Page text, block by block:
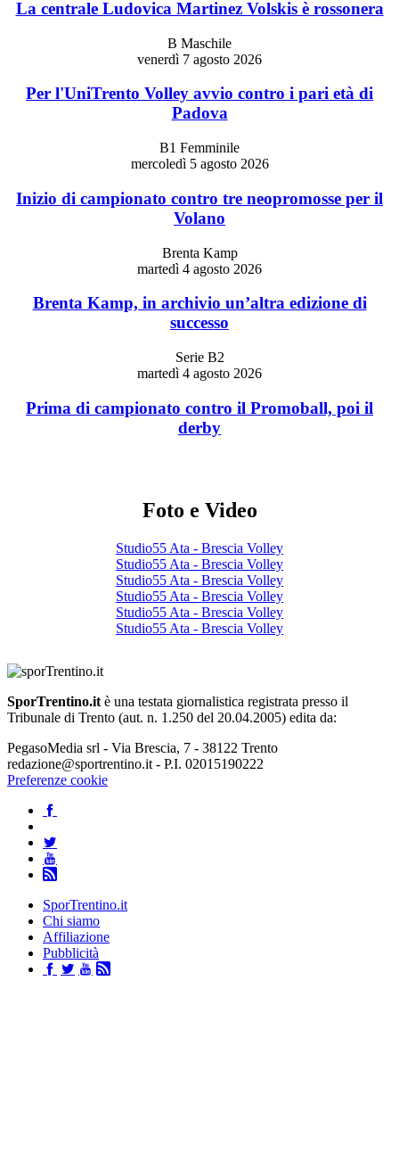
La centrale Ludovica Martinez Volskis è rossonera
B Maschile
venerdì 7 agosto 2026
Per l'UniTrento Volley avvio contro i pari età di
Padova
B1 Femminile
mercoledì 5 agosto 2026
Inizio di campionato contro tre neopromosse per il
Volano
Brenta Kamp
martedì 4 agosto 2026
Brenta Kamp, in archivio un’altra edizione di
successo
Serie B2
martedì 4 agosto 2026
Prima di campionato contro il Promoball, poi il
derby
Foto e Video
Studio55 Ata - Brescia Volley
Studio55 Ata - Brescia Volley
Studio55 Ata - Brescia Volley
Studio55 Ata - Brescia Volley
Studio55 Ata - Brescia Volley
Studio55 Ata - Brescia Volley
SporTrentino.it è una testata giornalistica registrata presso il
Tribunale di Trento (aut. n. 1.250 del 20.04.2005) edita da:
PegasoMedia srl - Via Brescia, 7 - 38122 Trento
redazione@sportrentino.it - P.I. 02015190222
Preferenze cookie
SporTrentino.it
Chi siamo
Affiliazione
Pubblicità